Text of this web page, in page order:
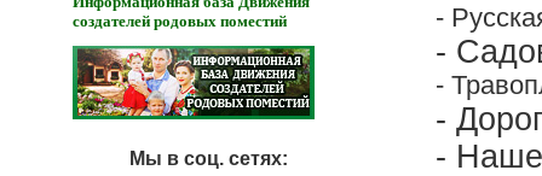
создателей родовых поместий
Мы в соц. сетях:
-
-
-
-
- Наше